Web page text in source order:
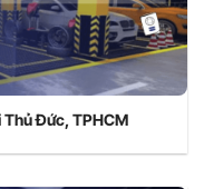
Thủ Đức, TPHCM